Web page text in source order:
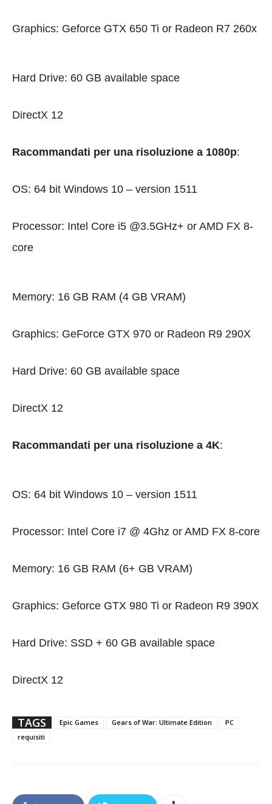
Graphics: Geforce GTX 650 Ti or Radeon R7 260x
Hard Drive: 60 GB available space
DirectX 12
Racommandati per una risoluzione a 1080p:
OS: 64 bit Windows 10 – version 1511
Processor: Intel Core i5 @3.5GHz+ or AMD FX 8-
core
Memory: 16 GB RAM (4 GB VRAM)
Graphics: GeForce GTX 970 or Radeon R9 290X
Hard Drive: 60 GB available space
DirectX 12
Racommandati per una risoluzione a 4K:
OS: 64 bit Windows 10 – version 1511
Processor: Intel Core i7 @ 4Ghz or AMD FX 8-core
Memory: 16 GB RAM (6+ GB VRAM)
Graphics: Geforce GTX 980 Ti or Radeon R9 390X
Hard Drive: SSD + 60 GB available space
DirectX 12
TAGS Epic Games Gears of War: Ultimate Edition
PC
requisiti